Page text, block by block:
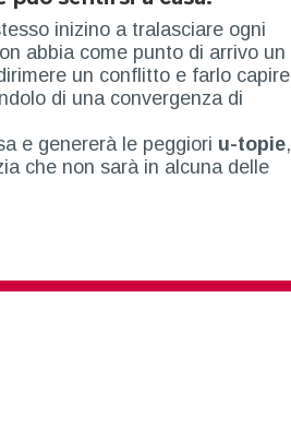
inizino a tralasciare ogni
abbia come punto di arrivo un
un conflitto e farlo capire
di una convergenza di
e genererà le peggiori u-topie,
che non sarà in alcuna delle